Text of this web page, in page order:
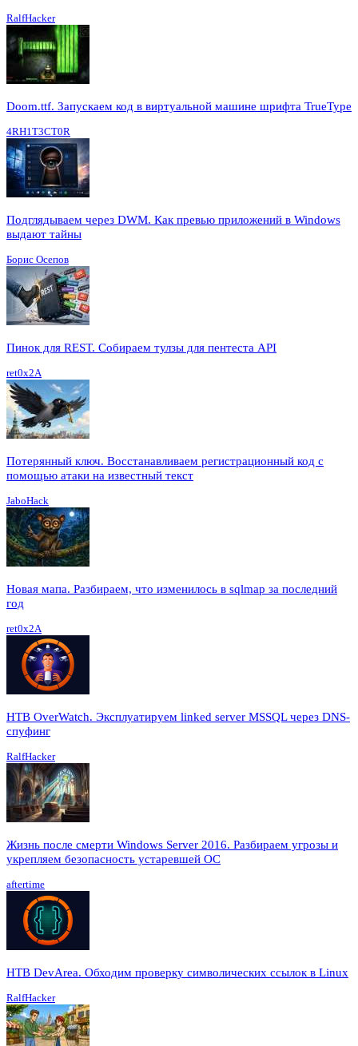
RalfHacker
Doom.ttf. Запускаем код в виртуальной машине шрифта TrueType
4RH1T3CT0R
Подглядываем через DWM. Как превью приложений в Windows
выдают тайны
Борис Осепов
Пинок для REST. Собираем тулзы для пентеста API
ret0x2A
Потерянный ключ. Восстанавливаем регистрационный код с
помощью атаки на известный текст
JaboHack
Новая мапа. Разбираем, что изменилось в sqlmap за последний
год
ret0x2A
HTB OverWatch. Эксплуатируем linked server MSSQL через DNS-
спуфинг
RalfHacker
Жизнь после смерти Windows Server 2016. Разбираем угрозы и
укрепляем безопасность устаревшей ОС
aftertime
HTB DevArea. Обходим проверку символических ссылок в Linux
RalfHacker